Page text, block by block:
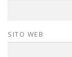
SITO WEB